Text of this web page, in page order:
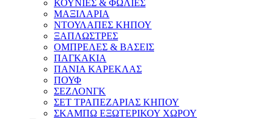
ΚΟΥΝΙΕΣ & ΦΩΛΙΕΣ
ΜΑΞΙΛΑΡΙΑ
ΝΤΟΥΛΑΠΕΣ ΚΗΠΟΥ
ΞΑΠΛΩΣΤΡΕΣ
ΟΜΠΡΕΛΕΣ & ΒΑΣΕΙΣ
ΠΑΓΚΑΚΙΑ
ΠΑΝΙΑ ΚΑΡΕΚΛΑΣ
ΠΟΥΦ
ΣΕΖΛΟΝΓΚ
ΣΕΤ ΤΡΑΠΕΖΑΡΙΑΣ ΚΗΠΟΥ
ΣΚΑΜΠΩ ΕΞΩΤΕΡΙΚΟΥ ΧΩΡΟΥ